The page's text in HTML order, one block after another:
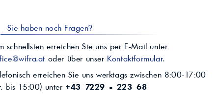
Sie haben noch Fragen?
schnellsten erreichen Sie uns per E-Mail unter
oder über unser Kontaktformular.
erreichen Sie uns werktags zwischen 8:00-17:00
bis 15:00) unter +43 7229 - 223 68